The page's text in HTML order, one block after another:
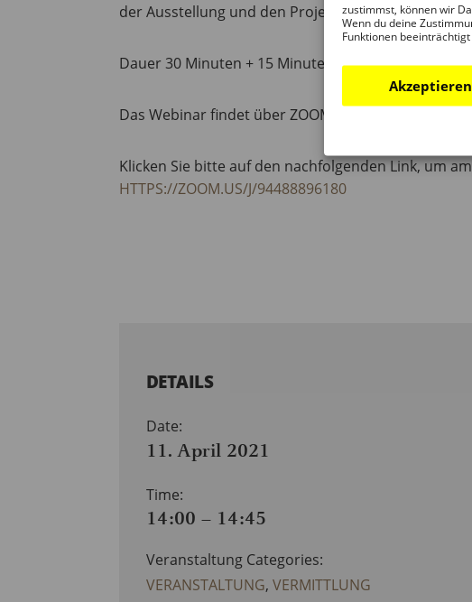
zustimmst, können wir
Wenn du deine
Funktionen
Akzeptieren
der Ausstellung und den Projekten zu stellen.
Dauer 30 Minuten + 15 Minuten für die Fragerunde.
Das Webinar findet über ZOOM statt, ist kostenlos
Klicken Sie bitte auf den nachfolgenden Link, um
HTTPS://ZOOM.US/J/94488896180
DETAILS
Date:
11. April 2021
Time:
14:00 – 14:45
Veranstaltung Categories:
VERANSTALTUNG, VERMITTLUNG